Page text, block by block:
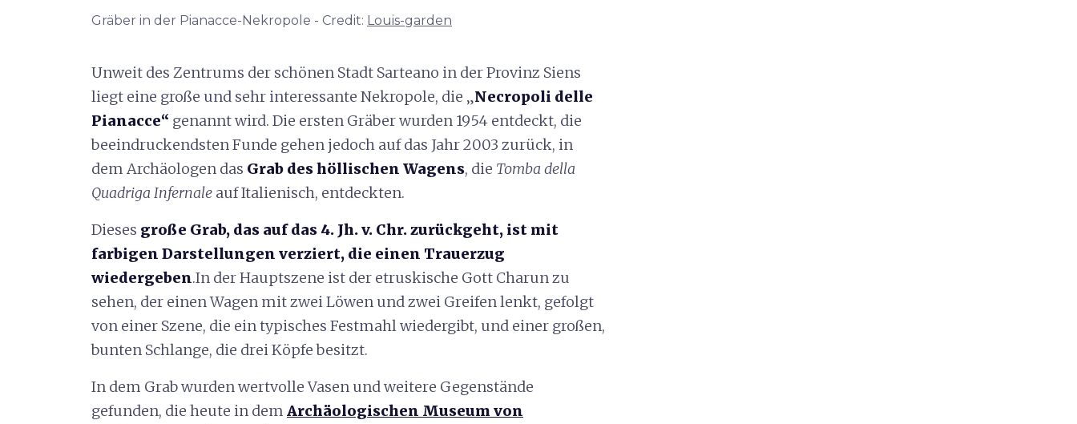
Gräber in der Pianacce-Nekropole - Credit: Louis-garden
Unweit des Zentrums der schönen Stadt Sarteano in der Provinz Siens
liegt eine große und sehr interessante Nekropole, die „Necropoli delle
Pianacce“ genannt wird. Die ersten Gräber wurden 1954 entdeckt, die
beeindruckendsten Funde gehen jedoch auf das Jahr 2003 zurück, in
dem Archäologen das Grab des höllischen Wagens, die Tomba della
Quadriga Infernale auf Italienisch, entdeckten.
Dieses große Grab, das auf das 4. Jh. v. Chr. zurückgeht, ist mit
farbigen Darstellungen verziert, die einen Trauerzug
wiedergeben.In der Hauptszene ist der etruskische Gott Charun zu
sehen, der einen Wagen mit zwei Löwen und zwei Greifen lenkt, gefolgt
von einer Szene, die ein typisches Festmahl wiedergibt, und einer großen,
bunten Schlange, die drei Köpfe besitzt.
In dem Grab wurden wertvolle Vasen und weitere Gegenstände
gefunden, die heute in dem Archäologischen Museum von